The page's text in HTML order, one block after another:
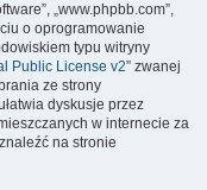
„www.phpbb.com”,
o oprogramowanie
typu witryny
Public License v2” zwanej
ze strony
dyskusje przez
w internecie za
na stronie